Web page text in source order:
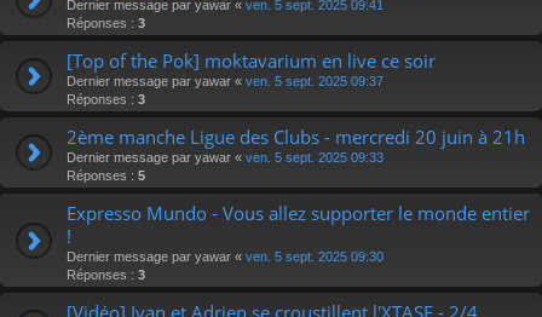
Dernier message par yawar « ven. 5 sept. 2025 09:41
Réponses : 3
[Top of the Pok] moktavarium en live ce soir
Dernier message par yawar « ven. 5 sept. 2025 09:37
Réponses : 3
2ème manche Ligue des Clubs - mercredi 20 juin à 21h
Dernier message par yawar « ven. 5 sept. 2025 09:33
Réponses : 5
Expresso Mundo - Vous allez supporter le monde entier
!
Dernier message par yawar « ven. 5 sept. 2025 09:30
Réponses : 3
[Vidéo] Ivan et Adrien se croustillent l'XTASE - 2/4